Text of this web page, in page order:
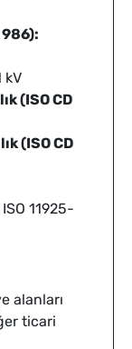
986):
kV
(ISO CD
(ISO CD
ISO 11925-
alanları
ticari